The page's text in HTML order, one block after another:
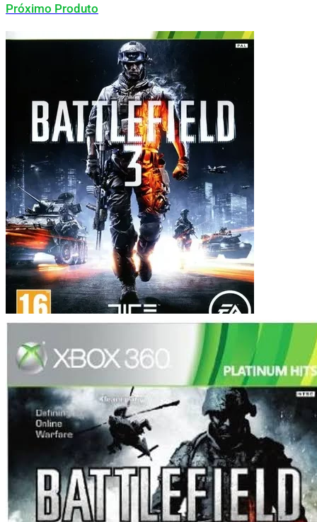
Próximo Produto